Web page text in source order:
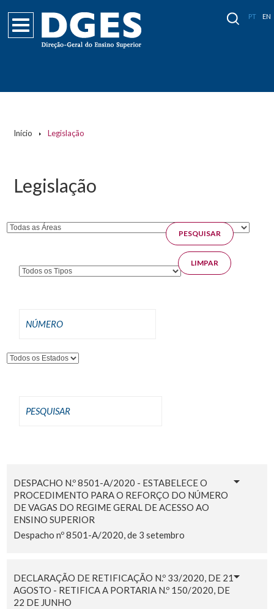
PT EN
Início Legislação
Legislação
DESPACHO N.º 8501-A/2020 - ESTABELECE O
PROCEDIMENTO PARA O REFORÇO DO NÚMERO
DE VAGAS DO REGIME GERAL DE ACESSO AO
ENSINO SUPERIOR
Despacho nº 8501-A/2020, de 3 setembro
DECLARAÇÃO DE RETIFICAÇÃO N.º 33/2020, DE 21
AGOSTO - RETIFICA A PORTARIA N.º 150/2020, DE
22 DE JUNHO
Páginas